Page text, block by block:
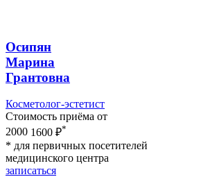
Осипян
Мaринa
Грaнтовнa
Косметолог-эстетист
Стоимость приёма от
2000 1600 ₽*
* для первичных посетителей
медицинского центра
записаться